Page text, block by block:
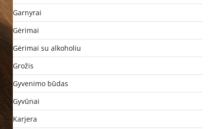
Garnyrai
Gėrimai
Gėrimai su alkoholiu
Grožis
Gyvenimo būdas
Gyvūnai
Karjera